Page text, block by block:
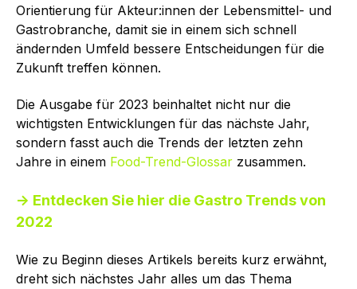
Orientierung für Akteur:innen der Lebensmittel- und
Gastrobranche, damit sie in einem sich schnell
ändernden Umfeld bessere Entscheidungen für die
Zukunft treffen können.
Die Ausgabe für 2023 beinhaltet nicht nur die
wichtigsten Entwicklungen für das nächste Jahr,
sondern fasst auch die Trends der letzten zehn
Jahre in einem Food-Trend-Glossar zusammen.
→ Entdecken Sie hier die Gastro Trends von
2022
Wie zu Beginn dieses Artikels bereits kurz erwähnt,
dreht sich nächstes Jahr alles um das Thema